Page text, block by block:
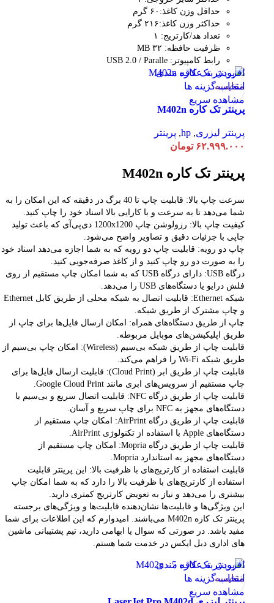
حداقل وزن کاغذ:۶۰ گرم
حداکثر وزن کاغذ:۲۱۶ گرم
تعداد هد/کارتریج: ۱
ظرفیت حافظه: ۳۲ MB
رابط کامپیوتر: USB 2.0 / Paralle
افزودن به علاقه مندی
انتخاب گزینه ها
مشاهده سریع
مقایسه
پرینتر تک کاره M402n
پرینتر لیزری,
hp
, پرینتر
۶۲.۹۹۹.۰۰۰ تومان
پرینتر تک کاره M402n
سرعت چاپ بالا: قابلیت چاپ تا 40 برگ در دقیقه که این امکان را به
شما می‌دهد تا به سرعت و با کارایی بالا اسناد خود را چاپ کنید.
کیفیت چاپ بالا: رزولوشن چاپ 1200x1200 دی‌پی‌آی که باعث تولید
چاپی با جزئیات دقیق و تصاویر واضح می‌شود.
چاپ دو رویه: قابلیت چاپ دو رویه که به شما اجازه می‌دهد اسناد خود
را به صورت دو رو چاپ کنید و از کاغذ صرفه‌جویی کنید.
درگاه USB: دارای درگاه USB که به شما امکان چاپ مستقیم از روی
فلش درایو یا دستگاه‌های USB را می‌دهد.
شبکه Ethernet: قابلیت اتصال به شبکه محلی از طریق کابل Ethernet
و چاپ مشترک از طریق شبکه.
چاپ از طریق دستگاه‌های همراه: امکان ارسال فایل‌ها برای چاپ از
طریق اپلیکیشن‌های موبایل مربوطه.
قابلیت چاپ از طریق شبکه بی‌سیم (Wireless): امکان چاپ بی‌سیم از
طریق شبکه Wi-Fi را فراهم می‌کند.
قابلیت چاپ از طریق ابر (Cloud Print): قابلیت ارسال فایل‌ها برای
چاپ مستقیم از سرویس‌های ابری مانند Google Cloud Print.
قابلیت چاپ از طریق درگاه NFC: قابلیت اتصال سریع و بی‌سیم با
دستگاه‌های مجهز به NFC برای چاپ سریع و آسان.
قابلیت چاپ از طریق درگاه AirPrint: امکان چاپ مستقیم از
دستگاه‌های Apple با استفاده از تکنولوژی AirPrint.
قابلیت چاپ از طریق درگاه Mopria: امکان چاپ مستقیم از
دستگاه‌های مجهز به استاندارد Mopria.
قابلیت استفاده از کارتریج‌های با ظرفیت بالا: این پرینتر قابلیت
استفاده از کارتریج‌های با ظرفیت بالا را دارد که به شما امکان چاپ
بیشتری را می‌دهد و نیاز به تعویض کارتریج کمتری دارید.
این ویژگی‌ها و قابلیت‌ها نشان‌دهنده قابلیت‌ها و ویژگی‌های برجسته
پرینتر تک کاره M402n می‌باشند. امیدوارم که این اطلاعات برای شما
مفید باشد. در صورتی که سوال یا ابهامی دارید، تیم پشتیبانی ماشین
های اداری دبل ایکس در خدمت شما هستم.
افزودن به علاقه مندی
انتخاب گزینه ها
مشاهده سریع
مقایسه